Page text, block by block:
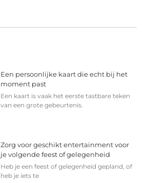
Een persoonlijke kaart die echt bij het
moment past
Een kaart is vaak het eerste tastbare teken
van een grote gebeurtenis.
Zorg voor geschikt entertainment voor
je volgende feest of gelegenheid
Heb je een feest of gelegenheid gepland, of
heb je iets te